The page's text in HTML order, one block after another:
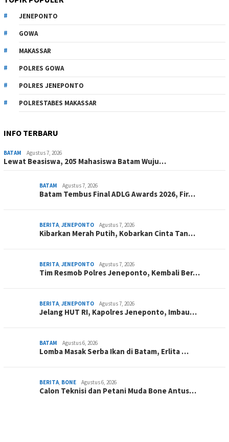
JENEPONTO
GOWA
MAKASSAR
POLRES GOWA
POLRES JENEPONTO
POLRESTABES MAKASSAR
INFO TERBARU
BATAM Agustus 7, 2026
Lewat Beasiswa, 205 Mahasiswa Batam Wuju…
BATAM Agustus 7, 2026
Batam Tembus Final ADLG Awards 2026, Fir…
BERITA, JENEPONTO Agustus 7, 2026
Kibarkan Merah Putih, Kobarkan Cinta Tan…
BERITA, JENEPONTO Agustus 7, 2026
Tim Resmob Polres Jeneponto, Kembali Ber…
BERITA, JENEPONTO Agustus 7, 2026
Jelang HUT RI, Kapolres Jeneponto, Imbau…
BATAM Agustus 6, 2026
Lomba Masak Serba Ikan di Batam, Erlita …
BERITA, BONE Agustus 6, 2026
Calon Teknisi dan Petani Muda Bone Antus…